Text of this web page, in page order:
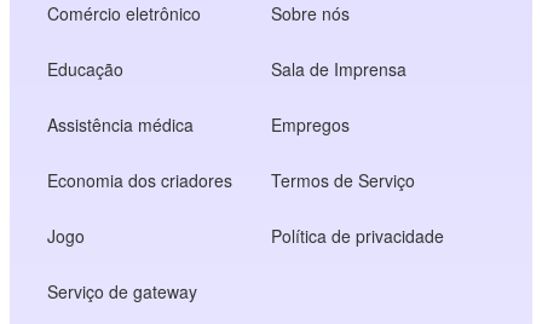
Comércio eletrônico
Educação
Assistência médica
Economia dos criadores
Jogo
Serviço de gateway
Sobre nós
Sala de Imprensa
Empregos
Termos de Serviço
Política de privacidade